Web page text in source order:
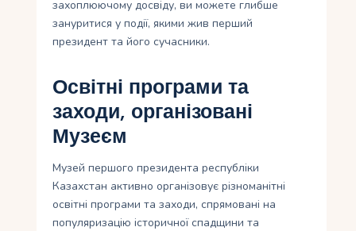
захоплюючому досвіду, ви можете глибше
зануритися у події, якими жив перший
президент та його сучасники.
Освітні програми та
заходи, організовані
Музеєм
Музей першого президента республіки
Казахстан активно організовує різноманітні
освітні програми та заходи, спрямовані на
популяризацію історичної спадщини та